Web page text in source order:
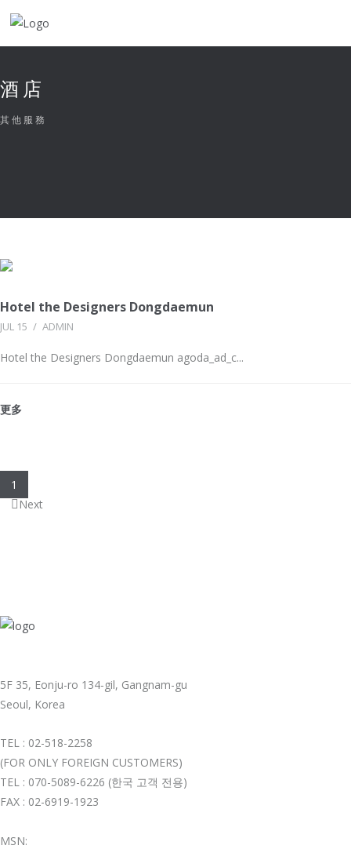
酒店
其他服務
Hotel the Designers Dongdaemun
JUL 15 / ADMIN
Hotel the Designers Dongdaemun agoda_ad_c...
更多
1
Next
5F 35, Eonju-ro 134-gil, Gangnam-gu
Seoul, Korea
TEL : 02-518-2258
(FOR ONLY FOREIGN CUSTOMERS)
TEL : 070-5089-6226 (한국 고객 전용)
FAX : 02-6919-1923
MSN: